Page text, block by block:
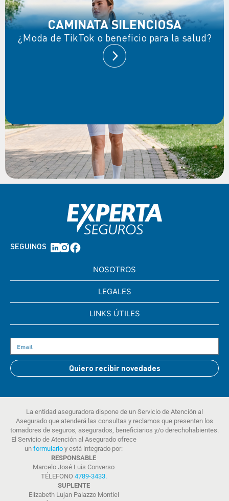
CAMINATA SILENCIOSA
¿Moda de TikTok o beneficio para la salud?
SEGUINOS
NOSOTROS
LEGALES
LINKS ÚTILES
Quiero recibir novedades
La entidad aseguradora dispone de un Servicio de Atención al
Asegurado que atenderá las consultas y reclamos que presenten los
tomadores de seguros, asegurados, beneficiarios y/o derechohabientes.
El Servicio de Atención al Asegurado ofrece
un formulario y está integrado por:
RESPONSABLE
Marcelo José Luis Converso
TÉLEFONO 4789-3433.
SUPLENTE
Elizabeth Lujan Palazzo Montiel